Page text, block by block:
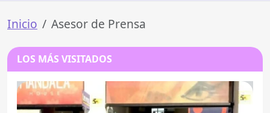
Inicio Asesor de Prensa
LOS MÁS VISITADOS